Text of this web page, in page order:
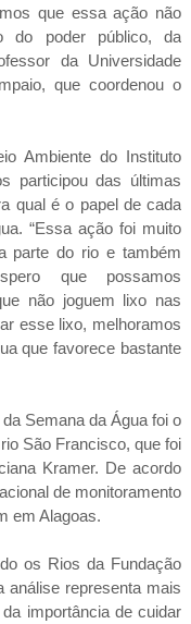
que essa ação não
do poder público, da
da Universidade
que coordenou o
Ambiente do Instituto
participou das últimas
qual é o papel de cada
“Essa ação foi muito
parte do rio e também
que possamos
não joguem lixo nas
esse lixo, melhoramos
que favorece bastante
Semana da Água foi o
São Francisco, que foi
Kramer. De acordo
de monitoramento
em Alagoas.
os Rios da Fundação
representa mais
importância de cuidar